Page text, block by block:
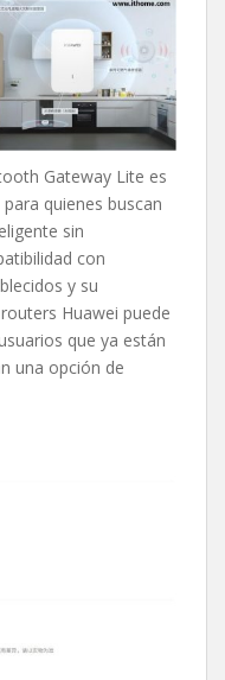
Gateway Lite es
quienes buscan
sin
con
y su
Huawei puede
que ya están
una opción de